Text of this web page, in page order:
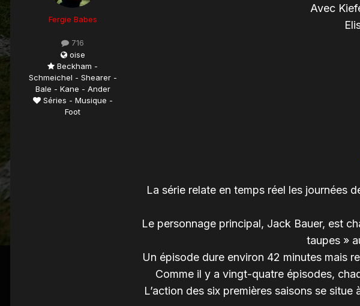
Fergie Babes
716
oise
Beckham -
Schmeichel - Shearer -
Bale - Kane - Ander
Séries - Musique -
Foot
Avec
La série relate en temps réel les journées
Le personnage principal, Jack Bauer, est
taupes »
Un épisode dure environ 42 minutes mais
Comme il y a vingt-quatre épisodes,
L’action des six premières saisons se